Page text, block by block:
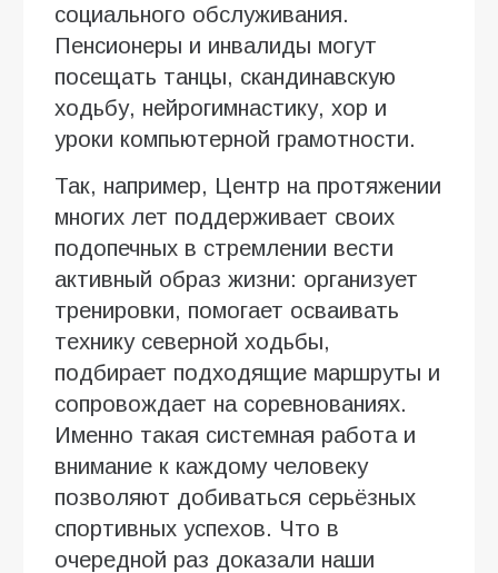
социального обслуживания.
Пенсионеры и инвалиды могут
посещать танцы, скандинавскую
ходьбу, нейрогимнастику, хор и
уроки компьютерной грамотности.
Так, например, Центр на протяжении
многих лет поддерживает своих
подопечных в стремлении вести
активный образ жизни: организует
тренировки, помогает осваивать
технику северной ходьбы,
подбирает подходящие маршруты и
сопровождает на соревнованиях.
Именно такая системная работа и
внимание к каждому человеку
позволяют добиваться серьёзных
спортивных успехов. Что в
очередной раз доказали наши